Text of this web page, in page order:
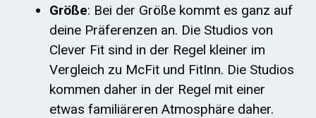
Größe: Bei der Größe kommt es ganz auf
deine Präferenzen an. Die Studios von
Clever Fit sind in der Regel kleiner im
Vergleich zu McFit und FitInn. Die Studios
kommen daher in der Regel mit einer
etwas familiäreren Atmosphäre daher.